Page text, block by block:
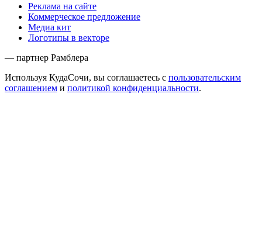
Реклама на сайте
Коммерческое предложение
Медиа кит
Логотипы в векторе
— партнер Рамблера
Используя КудаСочи, вы соглашаетесь с пользовательским
соглашением и политикой конфиденциальности.